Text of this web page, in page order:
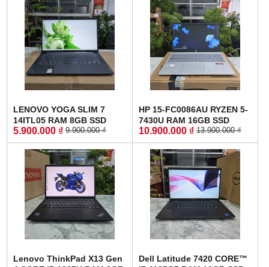
LENOVO YOGA SLIM 7
14ITL05 RAM 8GB SSD
512GB MÀN HÌNH :
14"FullHD IPS
5.900.000 ₫ 9.900.000 ₫
HP 15-FC0086AU RYZEN 5-
7430U RAM 16GB SSD
512GB MÀN HÌNH : 15.6
Inch FullHD IPS
10.900.000 ₫ 13.900.000 ₫
Lenovo ThinkPad X13 Gen
Dell Latitude 7420 CORE™